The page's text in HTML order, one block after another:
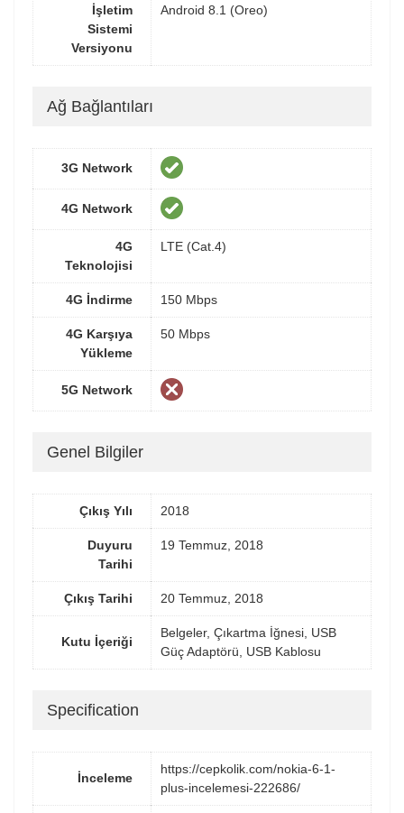
İşletim
Sistemi
Versiyonu
Android 8.1 (Oreo)
Ağ Bağlantıları
3G Network
4G Network
4G
Teknolojisi
LTE (Cat.4)
4G İndirme 150 Mbps
4G Karşıya
Yükleme
50 Mbps
5G Network
Genel Bilgiler
Çıkış Yılı 2018
Duyuru
Tarihi
19 Temmuz, 2018
Çıkış Tarihi 20 Temmuz, 2018
Kutu İçeriği
Belgeler, Çıkartma İğnesi, USB
Güç Adaptörü, USB Kablosu
Specification
İnceleme
https://cepkolik.com/nokia-6-1-
plus-incelemesi-222686/